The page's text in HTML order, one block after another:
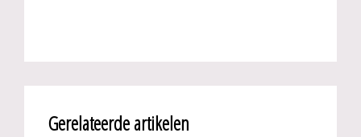
Gerelateerde artikelen